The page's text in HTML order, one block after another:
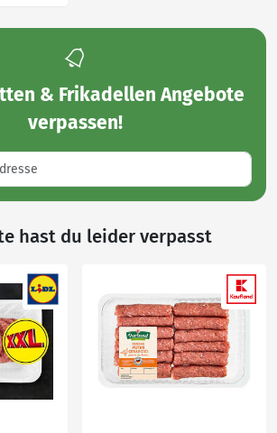
& Frikadellen Angebote
verpassen!
hast du leider verpasst